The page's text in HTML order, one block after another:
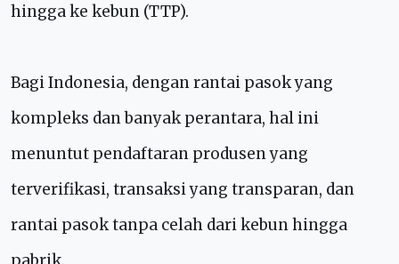
hingga ke kebun (TTP).
Bagi Indonesia, dengan rantai pasok yang
kompleks dan banyak perantara, hal ini
menuntut pendaftaran produsen yang
terverifikasi, transaksi yang transparan, dan
rantai pasok tanpa celah dari kebun hingga